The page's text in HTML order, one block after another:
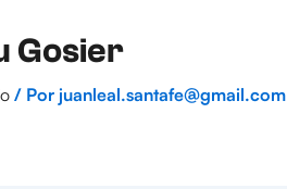
Gosier
/ Por juanleal.santafe@gmail.com